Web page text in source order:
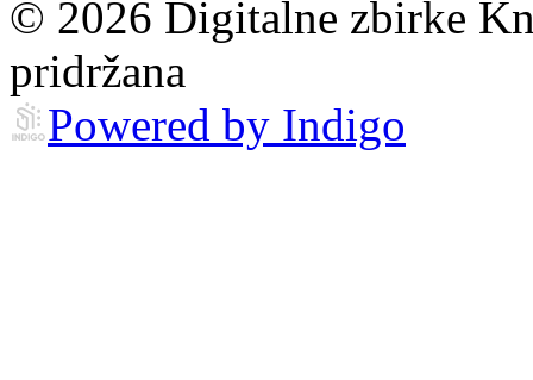
© 2026 Digitalne zbirke
pridržana
Powered by Indigo